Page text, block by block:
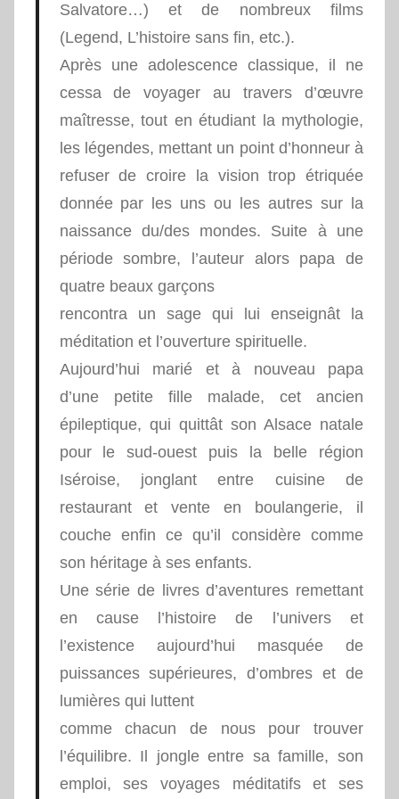
Salvatore…) et de nombreux films
(Legend, L’histoire sans fin, etc.).
Après une adolescence classique, il ne
cessa de voyager au travers d’œuvre
maîtresse, tout en étudiant la mythologie,
les légendes, mettant un point d’honneur à
refuser de croire la vision trop étriquée
donnée par les uns ou les autres sur la
naissance du/des mondes. Suite à une
période sombre, l’auteur alors papa de
quatre beaux garçons
rencontra un sage qui lui enseignât la
méditation et l’ouverture spirituelle.
Aujourd’hui marié et à nouveau papa
d’une petite fille malade, cet ancien
épileptique, qui quittât son Alsace natale
pour le sud-ouest puis la belle région
Iséroise, jonglant entre cuisine de
restaurant et vente en boulangerie, il
couche enfin ce qu’il considère comme
son héritage à ses enfants.
Une série de livres d’aventures remettant
en cause l’histoire de l’univers et
l’existence aujourd’hui masquée de
puissances supérieures, d’ombres et de
lumières qui luttent
comme chacun de nous pour trouver
l’équilibre. Il jongle entre sa famille, son
emploi, ses voyages méditatifs et ses